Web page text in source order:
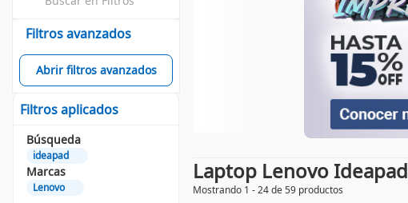
Filtros avanzados
Abrir filtros avanzados
Filtros aplicados
Búsqueda
ideapad
Marcas
Lenovo
Laptop Lenovo Ideapad
Mostrando 1 - 24 de 59 productos